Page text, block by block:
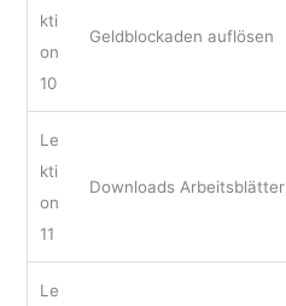
kti
on
10
Geldblockaden auflösen
Le
kti
on
11
Downloads Arbeitsblätter
Le